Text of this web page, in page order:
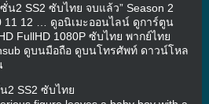
น2 SS2 ซับไทย จบแล้ว” Season 2
11 12 … ดูอนิเมะออนไลน์ ดูการ์ตูน
FullHD 1080P ซับไทย พากย์ไทย
ดูบนมือถือ ดูบนโทรศัพท์ ดาวน์โหล
2 SS2 ซับไทย